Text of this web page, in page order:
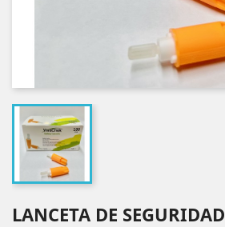
LANCETA DE SEGURIDAD